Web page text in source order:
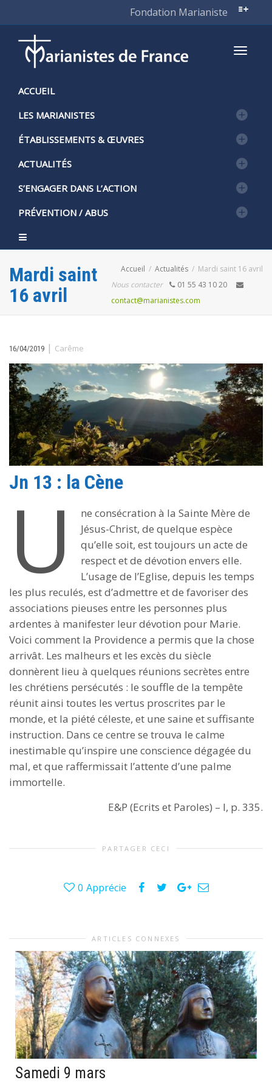
Fondation Marianiste
ACCUEIL
LES MARIANISTES
ÉTABLISSEMENTS & ŒUVRES
ACTUALITÉS
S’ENGAGER DANS L’ACTION
PRÉVENTION / ABUS
Mardi saint
16 avril
Accueil Actualités
Mardi saint 16 avril
Nous contacter
01 55 43 10 20
contact@marianistes.com
16/04/2019 | Carême
Jn 13 : la Cène
U
ne consécration à la Sainte Mère de
Jésus-Christ, de quelque espèce
qu’elle soit, est toujours un acte de
respect et de dévotion envers elle.
L’usage de l’Eglise, depuis les temps
les plus reculés, est d’admettre et de favoriser des
associations pieuses entre les personnes plus
ardentes à manifester leur dévotion pour Marie.
Voici comment la Providence a permis que la chose
arrivât. Les malheurs et les excès du siècle
donnèrent lieu à quelques réunions secrètes entre
les chrétiens persécutés : le souffle de la tempête
réunit ainsi toutes les vertus proscrites par le
monde, et la piété céleste, et une saine et suffisante
instruction. Dans ce centre se trouva le calme
inestimable qu’inspire une conscience dégagée du
mal, et que raffermissait l’attente d’une palme
immortelle.
E&P (Ecrits et Paroles) – I, p. 335.
PARTAGER CECI
0 Apprécie
ARTICLES CONNEXES
Samedi 9 mars